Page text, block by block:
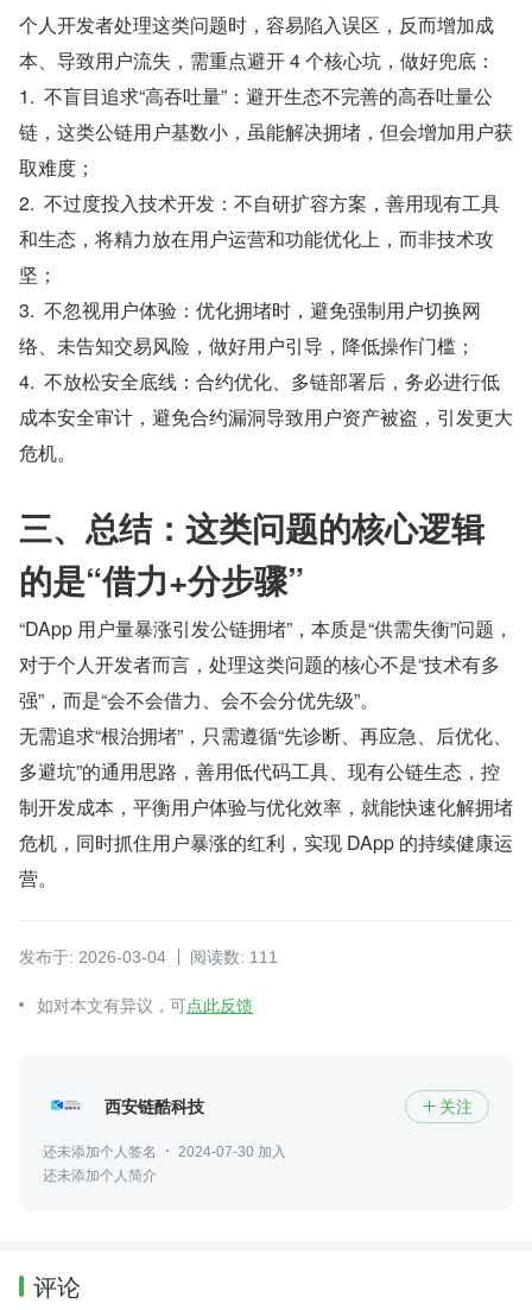
个人开发者处理这类问题时，容易陷入误区，反而增加成
本、导致用户流失，需重点避开 4 个核心坑，做好兜底：
1.  不盲目追求“高吞吐量”：避开生态不完善的高吞吐量公
链，这类公链用户基数小，虽能解决拥堵，但会增加用户获
取难度；
2.  不过度投入技术开发：不自研扩容方案，善用现有工具
和生态，将精力放在用户运营和功能优化上，而非技术攻
坚；
3.  不忽视用户体验：优化拥堵时，避免强制用户切换网
络、未告知交易风险，做好用户引导，降低操作门槛；
4.  不放松安全底线：合约优化、多链部署后，务必进行低
成本安全审计，避免合约漏洞导致用户资产被盗，引发更大
危机。
三、总结：这类问题的核心逻辑
的是“借力+分步骤”
“DApp 用户量暴涨引发公链拥堵”，本质是“供需失衡”问题，
对于个人开发者而言，处理这类问题的核心不是“技术有多
强”，而是“会不会借力、会不会分优先级”。
无需追求“根治拥堵”，只需遵循“先诊断、再应急、后优化、
多避坑”的通用思路，善用低代码工具、现有公链生态，控
制开发成本，平衡用户体验与优化效率，就能快速化解拥堵
危机，同时抓住用户暴涨的红利，实现 DApp 的持续健康运
营。
发布于: 2026-03-04 阅读数: 111
如对本文有异议，可点此反馈
西安链酷科技  关注
还未添加个人签名
2024-07-30 加入
还未添加个人简介
评论